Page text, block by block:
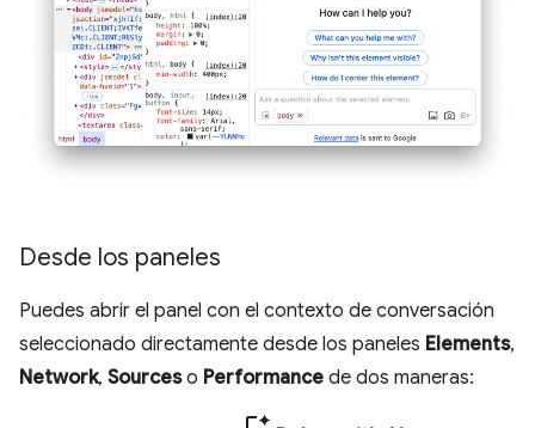
Desde los paneles
Puedes abrir el panel con el contexto de conversación
seleccionado directamente desde los paneles Elements,
Network, Sourceso Performance de dos maneras: